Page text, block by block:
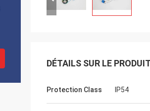
DÉTAILS SUR LE PRODUIT
Protection Class IP54